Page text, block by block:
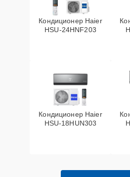
Кондиционер Haier
HSU-24HNF203
Кондиционер Haier
HSU-18HUN303